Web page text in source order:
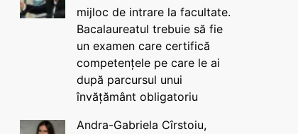
mijloc de intrare la facultate.
Bacalaureatul trebuie să fie
un examen care certifică
competențele pe care le ai
după parcursul unui
învățământ obligatoriu
Andra-Gabriela Cîrstoiu,